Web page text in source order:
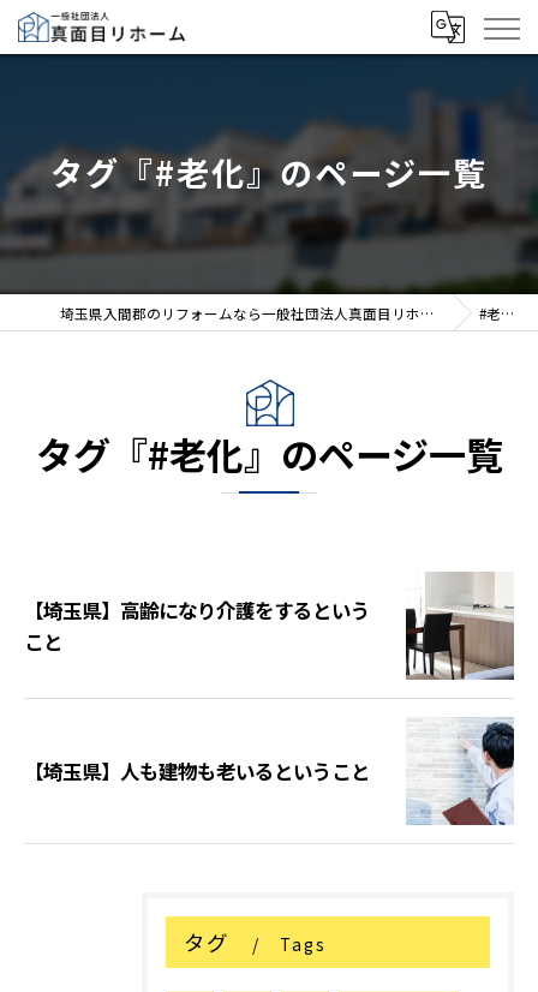
タグ『#老化』のページ一覧
埼玉県入間郡のリフォームなら一般社団法人真面目リホーム #老化
タグ『#老化』のページ一覧
【埼玉県】高齢になり介護をするという
こと
【埼玉県】人も建物も老いるということ
タグ Tags